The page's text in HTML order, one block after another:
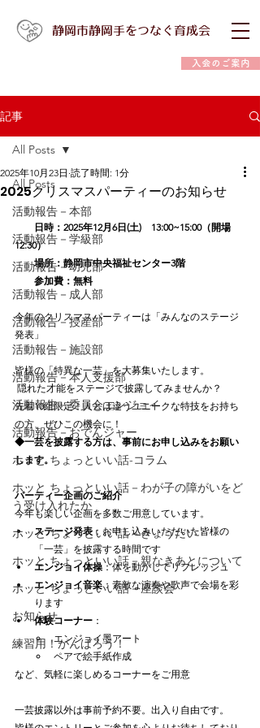
入会のご案内
静岡市静岡手をつなぐ育成会
記事
All Posts
活動報告－本部
活動報告－学級部
活動報告－幼児部
活動報告－成人部
活動報告－授産部
活動報告－施設部
活動報告－本人支援部
活動報告－委員会エンジョイ
活動報告－おでんジャー
ホッと ちょっといい話-コラム
ホッと ちょっといい話－わが子の障がいをど
う受け入れたか
ホッと ちょっといい話－きょうだい
ホッと ちょっといい話－親なきあとについて
ホッと ちょっといい話－座談会
お知らせ
練習用！がんばろう！
All Posts
2025クリスマスパーティーのお知らせ
2025年10月23日 読了時間: 1分
日時：2025年12月6日(土)　13:00~15:00（開場
12:30）
場所：静岡市中央福祉センター3階
参加費：無料
今年のクリスマスパーティーは「みんなのステージ
発表」
皆様の「特異な一芸」を大募集いたします。
隠れた才能をステージで披露してみませんか？
先着10組限定！人とは違うユニークな特技をお持ち
の方、ぜひこの機会に！
◆一芸を披露する方は、事前にお申し込みをお願い
します。
パーティー企画のご紹介
今年も楽しい企画を多数ご用意しています。
ステージ発表 ：お申し込みいただいた皆様の
「一芸」を披露する時間です
エンジョイ体操 ：体を動かしてリフレッシュ
エンジョイ音楽：素敵な演奏や歌声で会場を彩
ります
体験コーナー ：
エンジョイ墨アート
ペアで絵手紙作成
など、気軽に楽しめるコーナーをご用意
一芸披露以外は事前予約不要。出入り自由です。